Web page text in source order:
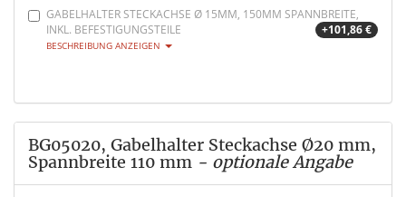
GABELHALTER STECKACHSE Ø 15MM, 150MM SPANNBREITE,
INKL. BEFESTIGUNGSTEILE
+101,86 €
BESCHREIBUNG ANZEIGEN
BG05020, Gabelhalter Steckachse Ø20 mm,
Spannbreite 110 mm - optionale Angabe